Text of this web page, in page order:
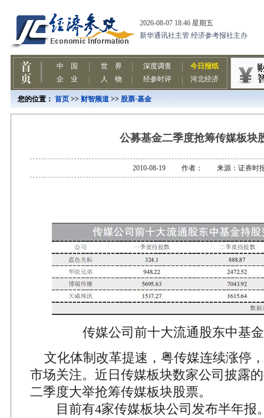
您的位置： 首页 >> 财智频道 >> 股票·基金
公募基金二季度抢筹传媒板块
2010-08-19 作者： 来源：证券时
传媒公司前十大流通股东中基
文化体制改革提速，粤传媒连续涨停
市场关注。近日传媒板块数家公司披露
二季度大举抢筹传媒板块股票。
目前有4家传媒板块公司发布半年报